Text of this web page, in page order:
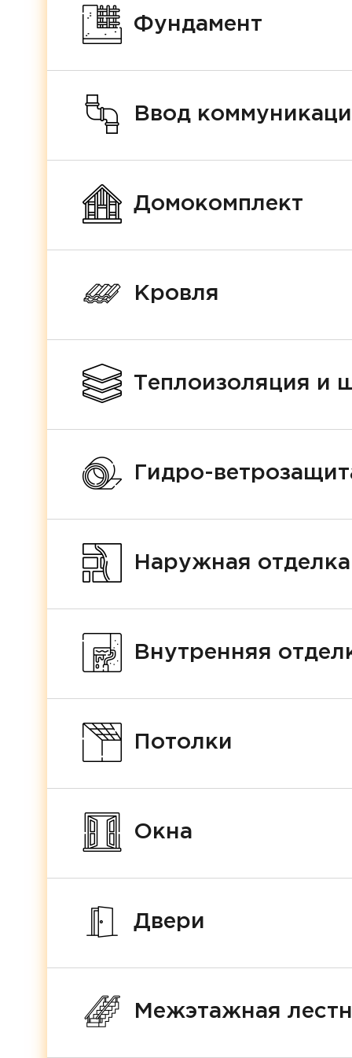
Фундамент
Ввод
Домокомплект
Кровля
Теплоизоляция и
Гидро-
Наружная
Внутренняя
Потолки
Окна
Двери
Межэтажная